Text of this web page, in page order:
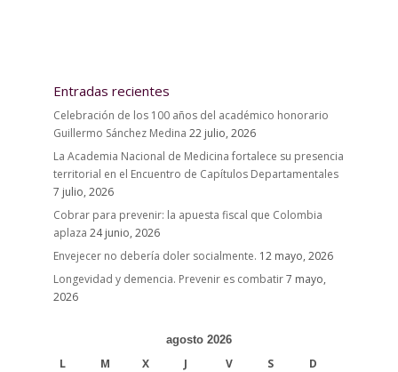
Entradas recientes
Celebración de los 100 años del académico honorario
Guillermo Sánchez Medina 22 julio, 2026
La Academia Nacional de Medicina fortalece su presencia
territorial en el Encuentro de Capítulos Departamentales
7 julio, 2026
Cobrar para prevenir: la apuesta fiscal que Colombia
aplaza 24 junio, 2026
Envejecer no debería doler socialmente. 12 mayo, 2026
Longevidad y demencia. Prevenir es combatir7 mayo,
2026
agosto 2026
L M X J V S D